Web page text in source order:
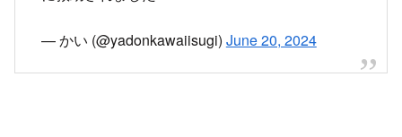
— かい (@yadonkawaiisugi) June 20, 2024